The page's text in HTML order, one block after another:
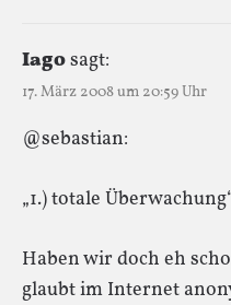
Iagosagt:
17. März 2008 um 20:59 Uhr
@sebastian:
„1.) totale
Haben wir doch eh
glaubt im Internet